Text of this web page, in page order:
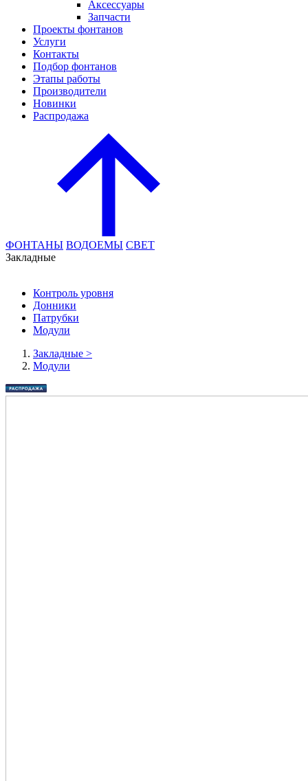
Аксессуары
Запчасти
Проекты фонтанов
Услуги
Контакты
Подбор фонтанов
Этапы работы
Производители
Новинки
Распродажа
ФОНТАНЫ ВОДОЕМЫ СВЕТ
Закладные
Контроль уровня
Донники
Патрубки
Модули
Закладные >
Модули